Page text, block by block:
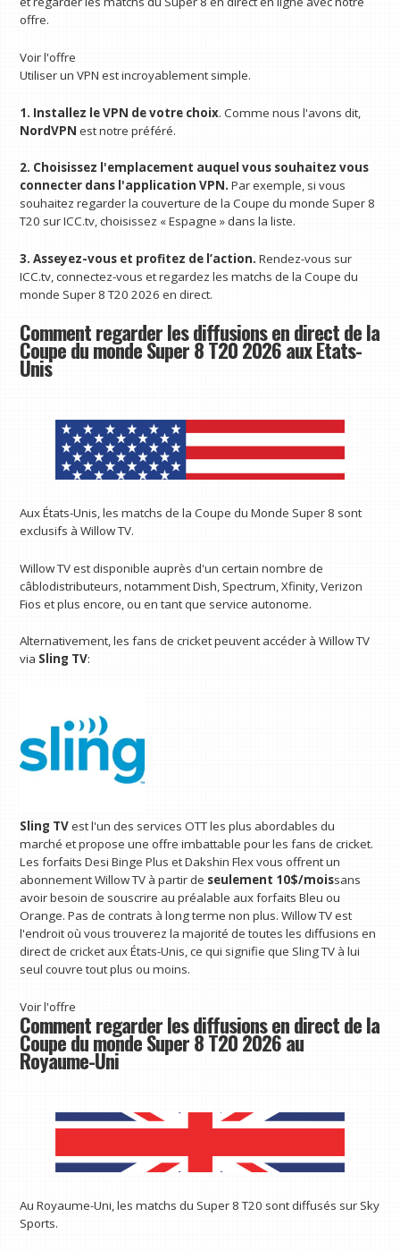
offre.
Voir l'offre
Utiliser un VPN est incroyablement simple.
1. Installez le VPN de votre choix. Comme nous l'avons dit,
NordVPN est notre préféré.
2. Choisissez l'emplacement auquel vous souhaitez vous
connecter dans l'application VPN.Par exemple, si vous
souhaitez regarder la couverture de la Coupe du monde Super 8
T20 sur ICC.tv, choisissez « Espagne » dans la liste.
3. Asseyez-vous et profitez de l’action.Rendez-vous sur
ICC.tv, connectez-vous et regardez les matchs de la Coupe du
monde Super 8 T20 2026 en direct.
Comment regarder les diffusions en direct de la
Coupe du monde Super 8 T20 2026 aux États-
Unis
Aux États-Unis, les matchs de la Coupe du Monde Super 8 sont
exclusifs à Willow TV.
Willow TV est disponible auprès d'un certain nombre de
câblodistributeurs, notamment Dish, Spectrum, Xfinity, Verizon
Fios et plus encore, ou en tant que service autonome.
Alternativement, les fans de cricket peuvent accéder à Willow TV
via Sling TV:
Sling TVest l'un des services OTT les plus abordables du
marché et propose une offre imbattable pour les fans de cricket.
Les forfaits Desi Binge Plus et Dakshin Flex vous offrent un
abonnement Willow TV à partir de seulement 10$/moissans
avoir besoin de souscrire au préalable aux forfaits Bleu ou
Orange. Pas de contrats à long terme non plus. Willow TV est
l'endroit où vous trouverez la majorité de toutes les diffusions en
direct de cricket aux États-Unis, ce qui signifie que Sling TV à lui
seul couvre tout plus ou moins.
Voir l'offre
Comment regarder les diffusions en direct de la
Coupe du monde Super 8 T20 2026 au
Royaume-Uni
Au Royaume-Uni, les matchs du Super 8 T20 sont diffusés sur Sky
Sports.